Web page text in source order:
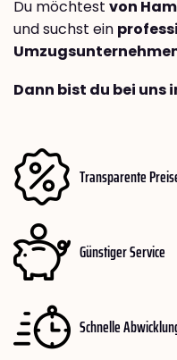
Du möchtest von
und suchst ein
Dann bist du bei uns
Transparente
Günstiger Service
Schnelle